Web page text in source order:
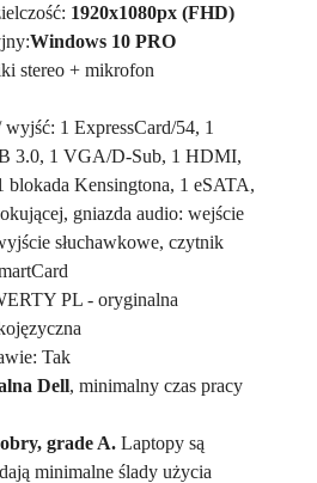
1920x1080px (FHD)
Windows 10 PRO
stereo + mikrofon
1 ExpressCard/54, 1
3.0, 1 VGA/D-Sub, 1 HDMI,
blokada Kensingtona, 1 eSATA,
gniazda audio: wejście
słuchawkowe, czytnik
PL - oryginalna
Tak
Dell, minimalny czas pracy
grade A. Laptopy są
minimalne ślady użycia